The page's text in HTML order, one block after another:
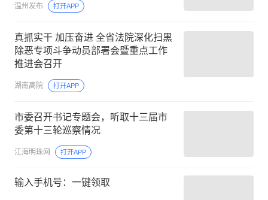
温州发布 打开APP
真抓实干 加压奋进 全省法院深化扫黑
除恶专项斗争动员部署会暨重点工作
推进会召开
湖南高院 打开APP
市委召开书记专题会，听取十三届市
委第十三轮巡察情况
江海明珠网 打开APP
输入手机号：一键领取